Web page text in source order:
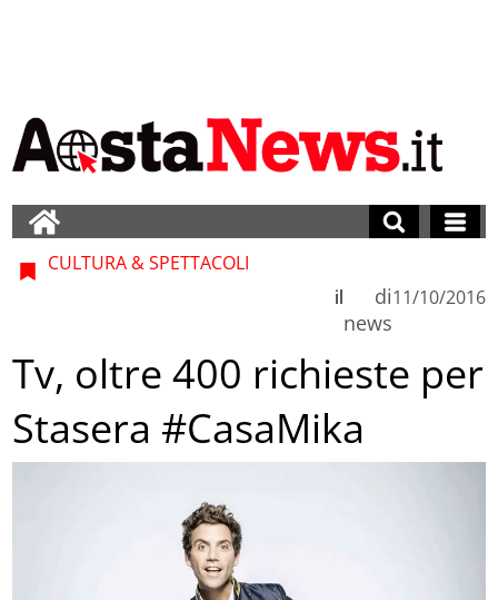
CULTURA & SPETTACOLI
di
news
il 11/10/2016
Tv, oltre 400 richieste per
Stasera #CasaMika